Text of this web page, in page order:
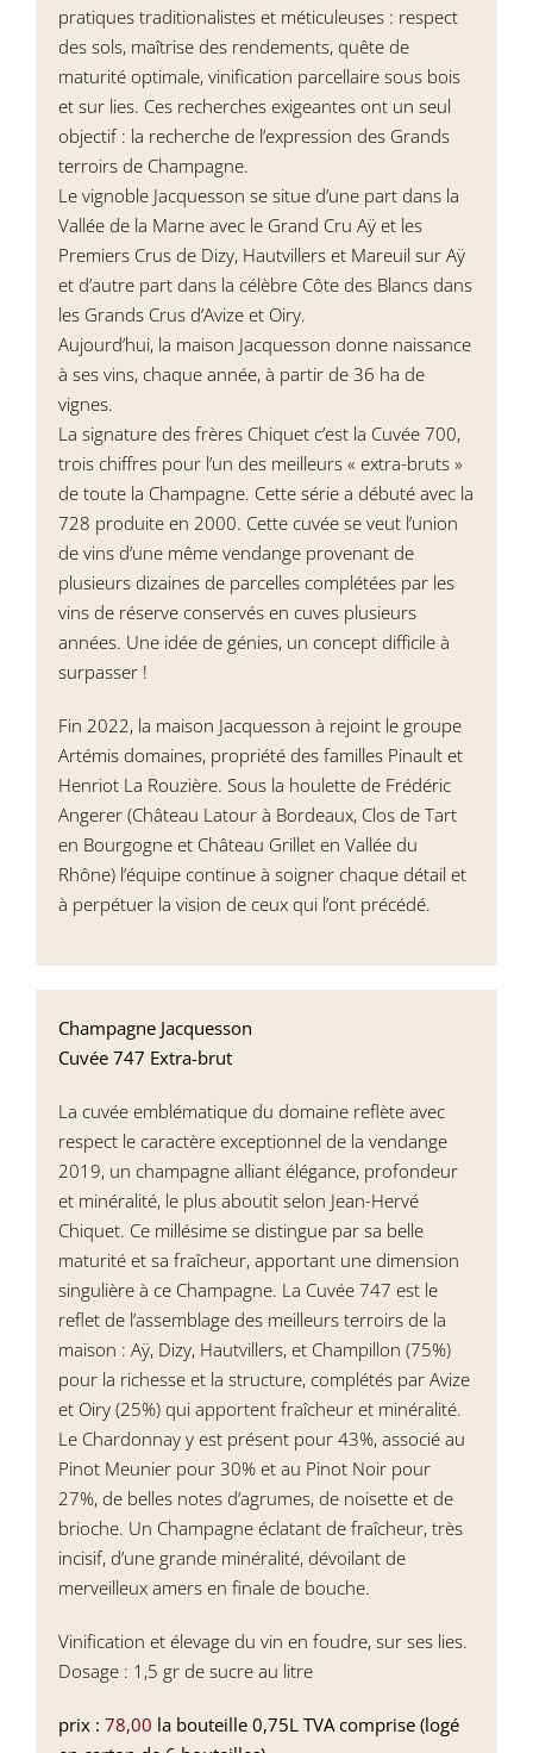
pratiques traditionalistes et méticuleuses : respect
des sols, maîtrise des rendements, quête de
maturité optimale, vinification parcellaire sous bois
et sur lies. Ces recherches exigeantes ont un seul
objectif : la recherche de l’expression des Grands
terroirs de Champagne.
Le vignoble Jacquesson se situe d’une part dans la
Vallée de la Marne avec le Grand Cru Aÿ et les
Premiers Crus de Dizy, Hautvillers et Mareuil sur Aÿ
et d’autre part dans la célèbre Côte des Blancs dans
les Grands Crus d’Avize et Oiry.
Aujourd’hui, la maison Jacquesson donne naissance
à ses vins, chaque année, à partir de 36 ha de
vignes.
La signature des frères Chiquet c’est la Cuvée 700,
trois chiffres pour l’un des meilleurs « extra-bruts »
de toute la Champagne. Cette série a débuté avec la
728 produite en 2000. Cette cuvée se veut l’union
de vins d’une même vendange provenant de
plusieurs dizaines de parcelles complétées par les
vins de réserve conservés en cuves plusieurs
années. Une idée de génies, un concept difficile à
surpasser !
Fin 2022, la maison Jacquesson à rejoint le groupe
Artémis domaines, propriété des familles Pinault et
Henriot La Rouzière. Sous la houlette de Frédéric
Angerer (Château Latour à Bordeaux, Clos de Tart
en Bourgogne et Château Grillet en Vallée du
Rhône) l’équipe continue à soigner chaque détail et
à perpétuer la vision de ceux qui l’ont précédé.
Champagne Jacquesson
Cuvée 747 Extra-brut
La cuvée emblématique du domaine reflète avec
respect le caractère exceptionnel de la vendange
2019, un champagne alliant élégance, profondeur
et minéralité, le plus aboutit selon Jean-Hervé
Chiquet. Ce millésime se distingue par sa belle
maturité et sa fraîcheur, apportant une dimension
singulière à ce Champagne. La Cuvée 747 est le
reflet de l’assemblage des meilleurs terroirs de la
maison : Aÿ, Dizy, Hautvillers, et Champillon (75%)
pour la richesse et la structure, complétés par Avize
et Oiry (25%) qui apportent fraîcheur et minéralité.
Le Chardonnay y est présent pour 43%, associé au
Pinot Meunier pour 30% et au Pinot Noir pour
27%, de belles notes d’agrumes, de noisette et de
brioche. Un Champagne éclatant de fraîcheur, très
incisif, d’une grande minéralité, dévoilant de
merveilleux amers en finale de bouche.
Vinification et élevage du vin en foudre, sur ses lies.
Dosage : 1,5 gr de sucre au litre
prix :78,00 la bouteille 0,75L TVA comprise (logé